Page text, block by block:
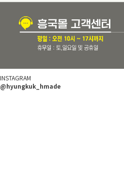
INSTAGRAM
@hyungkuk_hmade